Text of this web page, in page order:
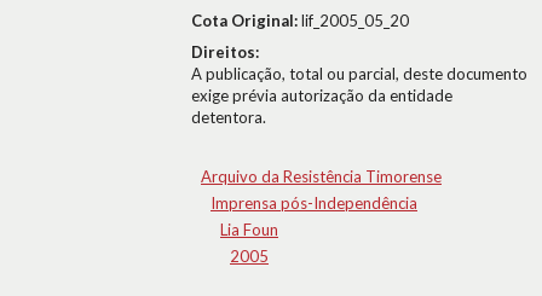
Cota Original:lif_2005_05_20
Direitos:
A publicação, total ou parcial, deste documento
exige prévia autorização da entidade
detentora.
Arquivo da Resistência Timorense
Imprensa pós-Independência
Lia Foun
2005